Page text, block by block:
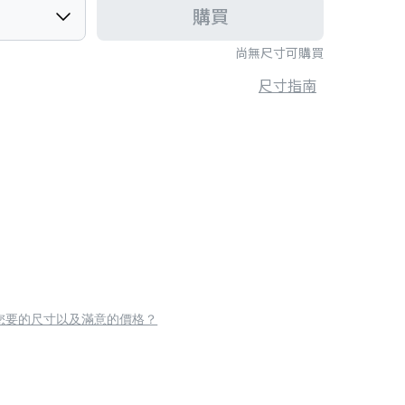
尚無尺寸可購買
購買
尺寸指南
要的尺寸以及滿意的價格？